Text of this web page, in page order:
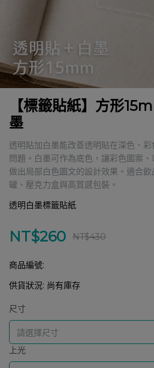
【標籤貼紙】方形
墨
透明貼加白墨能改善透明貼在深色、
問題。白墨可作為底色，讓彩色圖案
做出局部白色圖文的設計效果。適合
罐、壓克力盒與高質感包裝。
透明白墨標籤貼紙
NT$260 NT$430
商品編號:
供貨狀況: 尚有庫存
尺寸
請選擇尺寸
上光